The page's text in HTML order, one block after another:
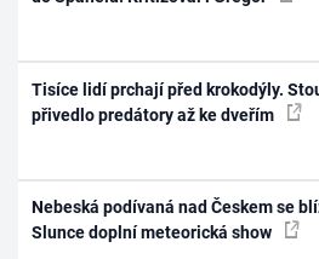
Tisíce lidí prchají před krokodýly.
přivedlo predátory až ke dveřím
Nebeská podívaná nad Českem se
Slunce doplní meteorická show